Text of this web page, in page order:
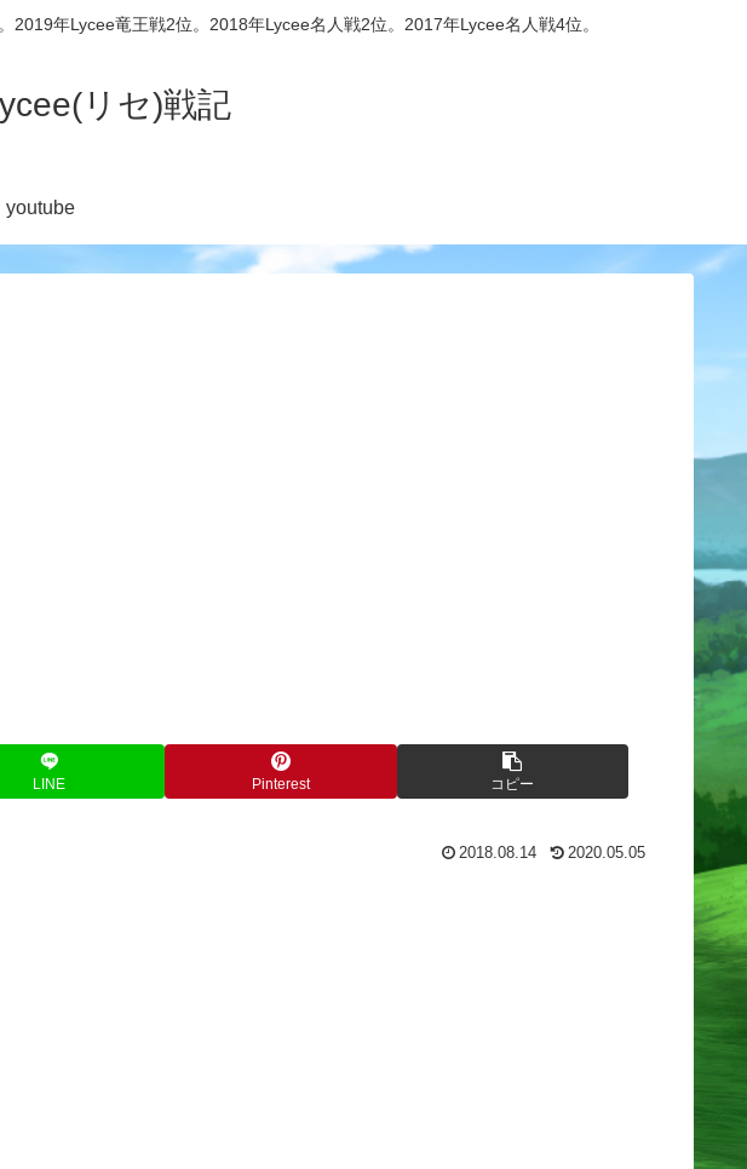
年Lycee竜王戦2位。2018年Lycee名人戦2位。2017年Lycee名人戦4位。
リセ)戦記
youtube
LINE Pinterest コピー
2018.08.14 2020.05.05